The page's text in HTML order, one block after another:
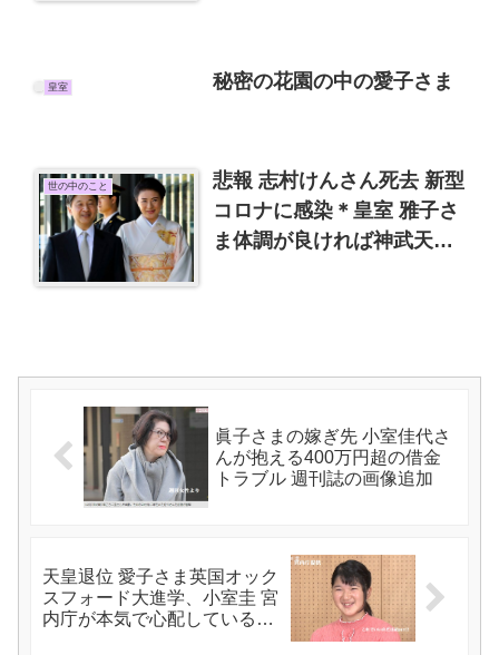
皇室 秘密の花園の中の愛子さま
世の中のこと
悲報 志村けんさん死去 新型
コロナに感染＊皇室 雅子さ
ま体調が良ければ神武天皇
眞子さまの嫁ぎ先 小室佳代さ
んが抱える400万円超の借金
トラブル 週刊誌の画像追加
天皇退位 愛子さま英国オック
スフォード大進学、小室圭 宮
内庁が本気で心配しているこ